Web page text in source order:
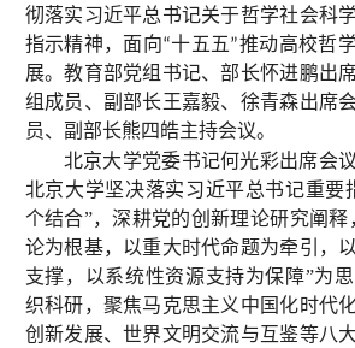
彻落实习近平总书记关于哲学社会科
指示精神，面向“十五五”推动高校哲
展。教育部党组书记、部长怀进鹏出
组成员、副部长王嘉毅、徐青森出席
员、副部长熊四皓主持会议。
北京大学党委书记何光彩出席会
北京大学坚决落实习近平总书记重要
个结合”，深耕党的创新理论研究阐释
论为根基，以重大时代命题为牵引，
支撑，以系统性资源支持为保障”为
织科研，聚焦马克思主义中国化时代
创新发展、世界文明交流与互鉴等八